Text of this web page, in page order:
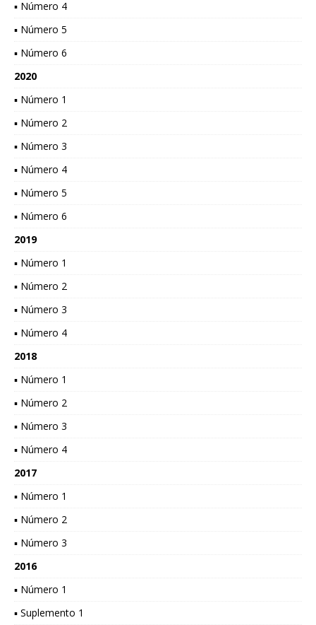
▪ Número 4
▪ Número 5
▪ Número 6
2020
▪ Número 1
▪ Número 2
▪ Número 3
▪ Número 4
▪ Número 5
▪ Número 6
2019
▪ Número 1
▪ Número 2
▪ Número 3
▪ Número 4
2018
▪ Número 1
▪ Número 2
▪ Número 3
▪ Número 4
2017
▪ Número 1
▪ Número 2
▪ Número 3
2016
▪ Número 1
▪ Suplemento 1